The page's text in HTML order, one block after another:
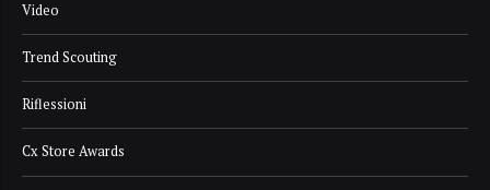
Video
Trend Scouting
Riflessioni
Cx Store Awards